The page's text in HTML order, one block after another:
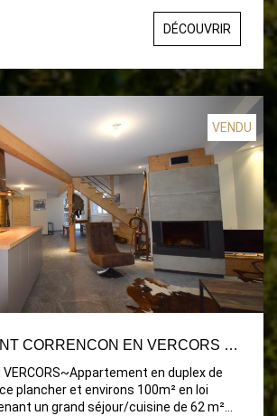
et une autre chambre de 10 m2.~Une
: 2 caves + 2 casiers a
traversant avec exposition des
~ Tél: 06.43.01.83.43~www.klein-
DÉCOUVRIR
VENDU
APPARTEMENT CORRENCON EN VERCORS - 4 PIÈCE(S) - 120 M2
VERCORS~Appartement en duplex de
plancher et environs 100m² en loi
un grand séjour/cuisine de 62 m²